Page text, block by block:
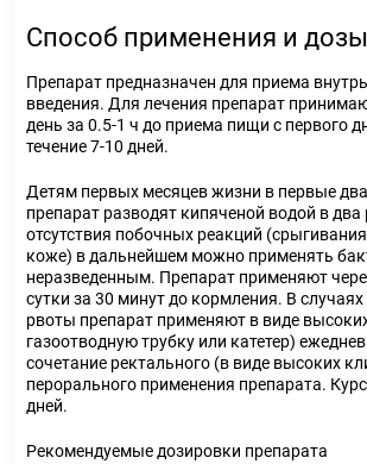
Способ применения и дозы
Препарат предназначен для приема
введения. Для лечения препарат
день за 0.5-1 ч до приема пищи с первого
течение 7-10 дней.
Детям первых месяцев жизни в первые
препарат разводят кипяченой водой в два
отсутствия побочных реакций
коже) в дальнейшем можно применять
неразведенным. Препарат применяют
сутки за 30 минут до кормления. В
рвоты препарат применяют в виде
газоотводную трубку или катетер)
сочетание ректального (в виде высоких
перорального применения препарата.
дней.
Рекомендуемые дозировки препарата